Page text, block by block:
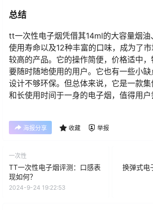
总结
tt一次性电子烟凭借其14ml的大容量烟
使用寿命以及12种丰富的口味，成为了
较高的产品。它的操作简便，价格适中
要随时随地使用的用户。它也有一些小
设计不够环保。但总体来说，它是一款
和长使用时间于一身的电子烟，值得用户
海报分享 收藏 举报
一次性
TT一次性电子烟评测：口感表
现如何？
2024-9-24 19:22:53
换弹式电